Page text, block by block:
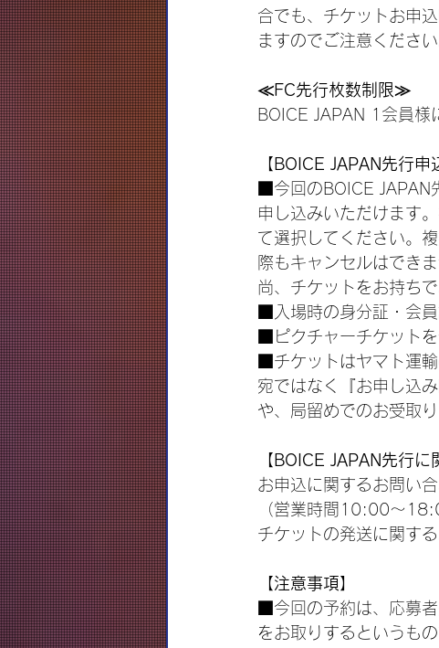
合でも、チケットお申
ますのでご注意ください
≪FC先行枚数制限≫
BOICE JAPAN 1会員様
【BOICE JAPAN先行申
■今回のBOICE
申し込みいただけます
て選択してください。
際もキャンセルはでき
尚、チケットをお持ち
■入場時の身分証・会
■ピクチャーチケット
■チケットはヤマト運
宛ではなく『お申し込
や、局留めでのお受取
【BOICE JAPAN先行に
お申込に関するお問い
（営業時間10:00～
チケットの発送に関す
【注意事項】
■今回の予約は、応募
をお取りするというも